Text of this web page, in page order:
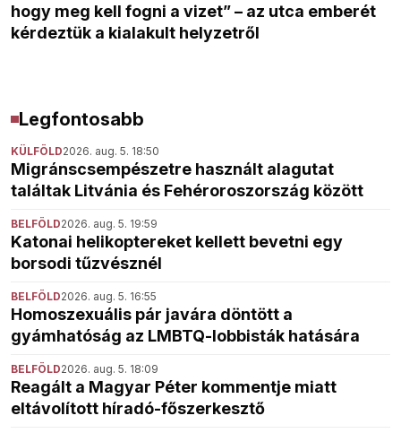
hogy meg kell fogni a vizet” – az utca emberét
kérdeztük a kialakult helyzetről
Legfontosabb
KÜLFÖLD2026. aug. 5. 18:50
Migránscsempészetre használt alagutat
találtak Litvánia és Fehéroroszország között
BELFÖLD2026. aug. 5. 19:59
Katonai helikoptereket kellett bevetni egy
borsodi tűzvésznél
BELFÖLD2026. aug. 5. 16:55
Homoszexuális pár javára döntött a
gyámhatóság az LMBTQ-lobbisták hatására
BELFÖLD2026. aug. 5. 18:09
Reagált a Magyar Péter kommentje miatt
eltávolított híradó-főszerkesztő